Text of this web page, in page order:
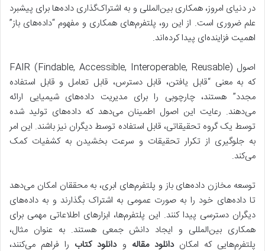
در دنیای امروز، همکاری بین‌المللی و به اشتراک‌گذاری داده‌ها برای پیشبرد
علم ضروری است. از این رو، پلتفرم‌های همکاری و مفهوم “داده‌های باز”
اهمیت فزاینده‌ای پیدا کرده‌اند.
اصول FAIR (Findable, Accessible, Interoperable, Reusable)
که به معنی “قابل یافتن، قابل دسترس، قابل تعامل و قابل استفاده
مجدد” هستند، چارچوبی را برای مدیریت داده‌های شیمیایی ارائه
می‌دهند. رعایت این اصول اطمینان می‌دهد که داده‌های تولید شده
توسط یک گروه تحقیقاتی، قابل استفاده توسط دیگران نیز باشند. این امر
به جلوگیری از تکرار تحقیقات و سرعت بخشیدن به کشفیات کمک
می‌کند.
توسعه مخازن داده‌های باز و پلتفرم‌های ابری، به محققان امکان می‌دهد
تا داده‌های خود را به صورت عمومی به اشتراک بگذارند و به داده‌های
دیگران دسترسی پیدا کنند. این پلتفرم‌ها، ابزارهای اطلاعاتی مهمی برای
همکاری بین‌المللی و ایجاد دانش جمعی هستند. به عنوان مثال،
پلتفرم‌هایی که امکاندانلود مقاله ودانلود کتاب را فراهم می‌کنند،